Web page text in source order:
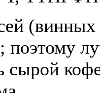
(винных
поэтому
сырой